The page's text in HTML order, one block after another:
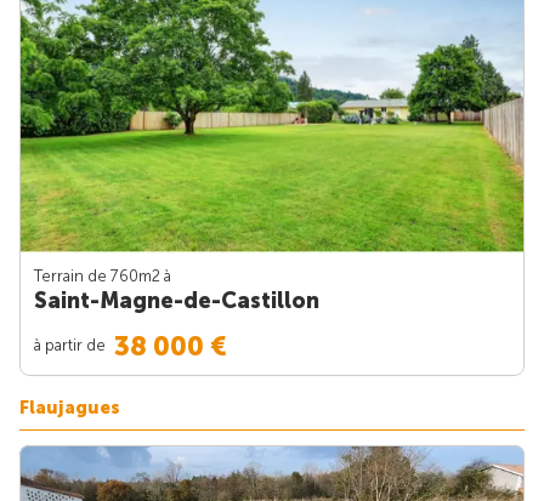
Terrain de 760m2 à
Saint-Magne-de-Castillon
à partir de 38 000 €
Flaujagues